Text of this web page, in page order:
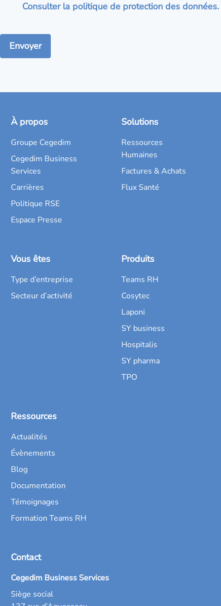
Consulter la politique de protection des données.
À propos
Groupe Cegedim
Cegedim Business
Services
Carrières
Politique RSE
Espace Presse
Solutions
Ressources
Humaines
Factures & Achats
Flux Santé
Vous êtes
Type d’entreprise
Secteur d’activité
Produits
Teams RH
Cosytec
Laponi
SY business
Hospitalis
SY pharma
TPO
Ressources
Actualités
Évènements
Blog
Documentation
Témoignages
Formation Teams RH
Contact
Cegedim Business Services
Siège social